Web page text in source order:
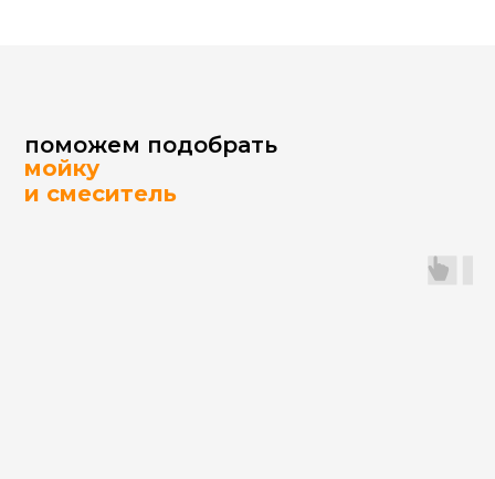
поможем подобрать
мойку
и смеситель